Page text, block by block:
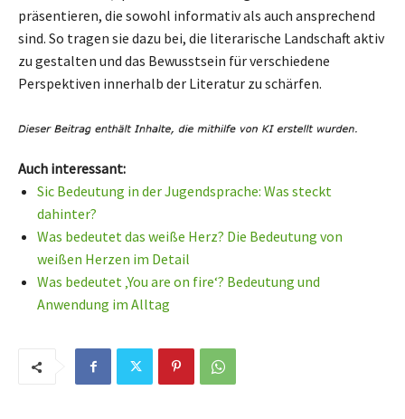
präsentieren, die sowohl informativ als auch ansprechend
sind. So tragen sie dazu bei, die literarische Landschaft aktiv
zu gestalten und das Bewusstsein für verschiedene
Perspektiven innerhalb der Literatur zu schärfen.
Auch interessant:
Sic Bedeutung in der Jugendsprache: Was steckt
dahinter?
Was bedeutet das weiße Herz? Die Bedeutung von
weißen Herzen im Detail
Was bedeutet ‚You are on fire‘? Bedeutung und
Anwendung im Alltag